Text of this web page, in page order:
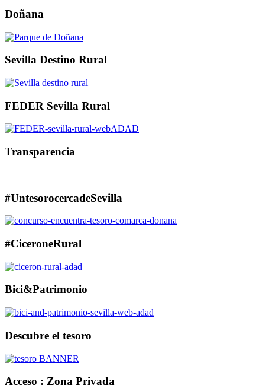
Doñana
Sevilla Destino Rural
FEDER Sevilla Rural
Transparencia
#UntesorocercadeSevilla
#CiceroneRural
Bici&Patrimonio
Descubre el tesoro
Acceso : Zona Privada